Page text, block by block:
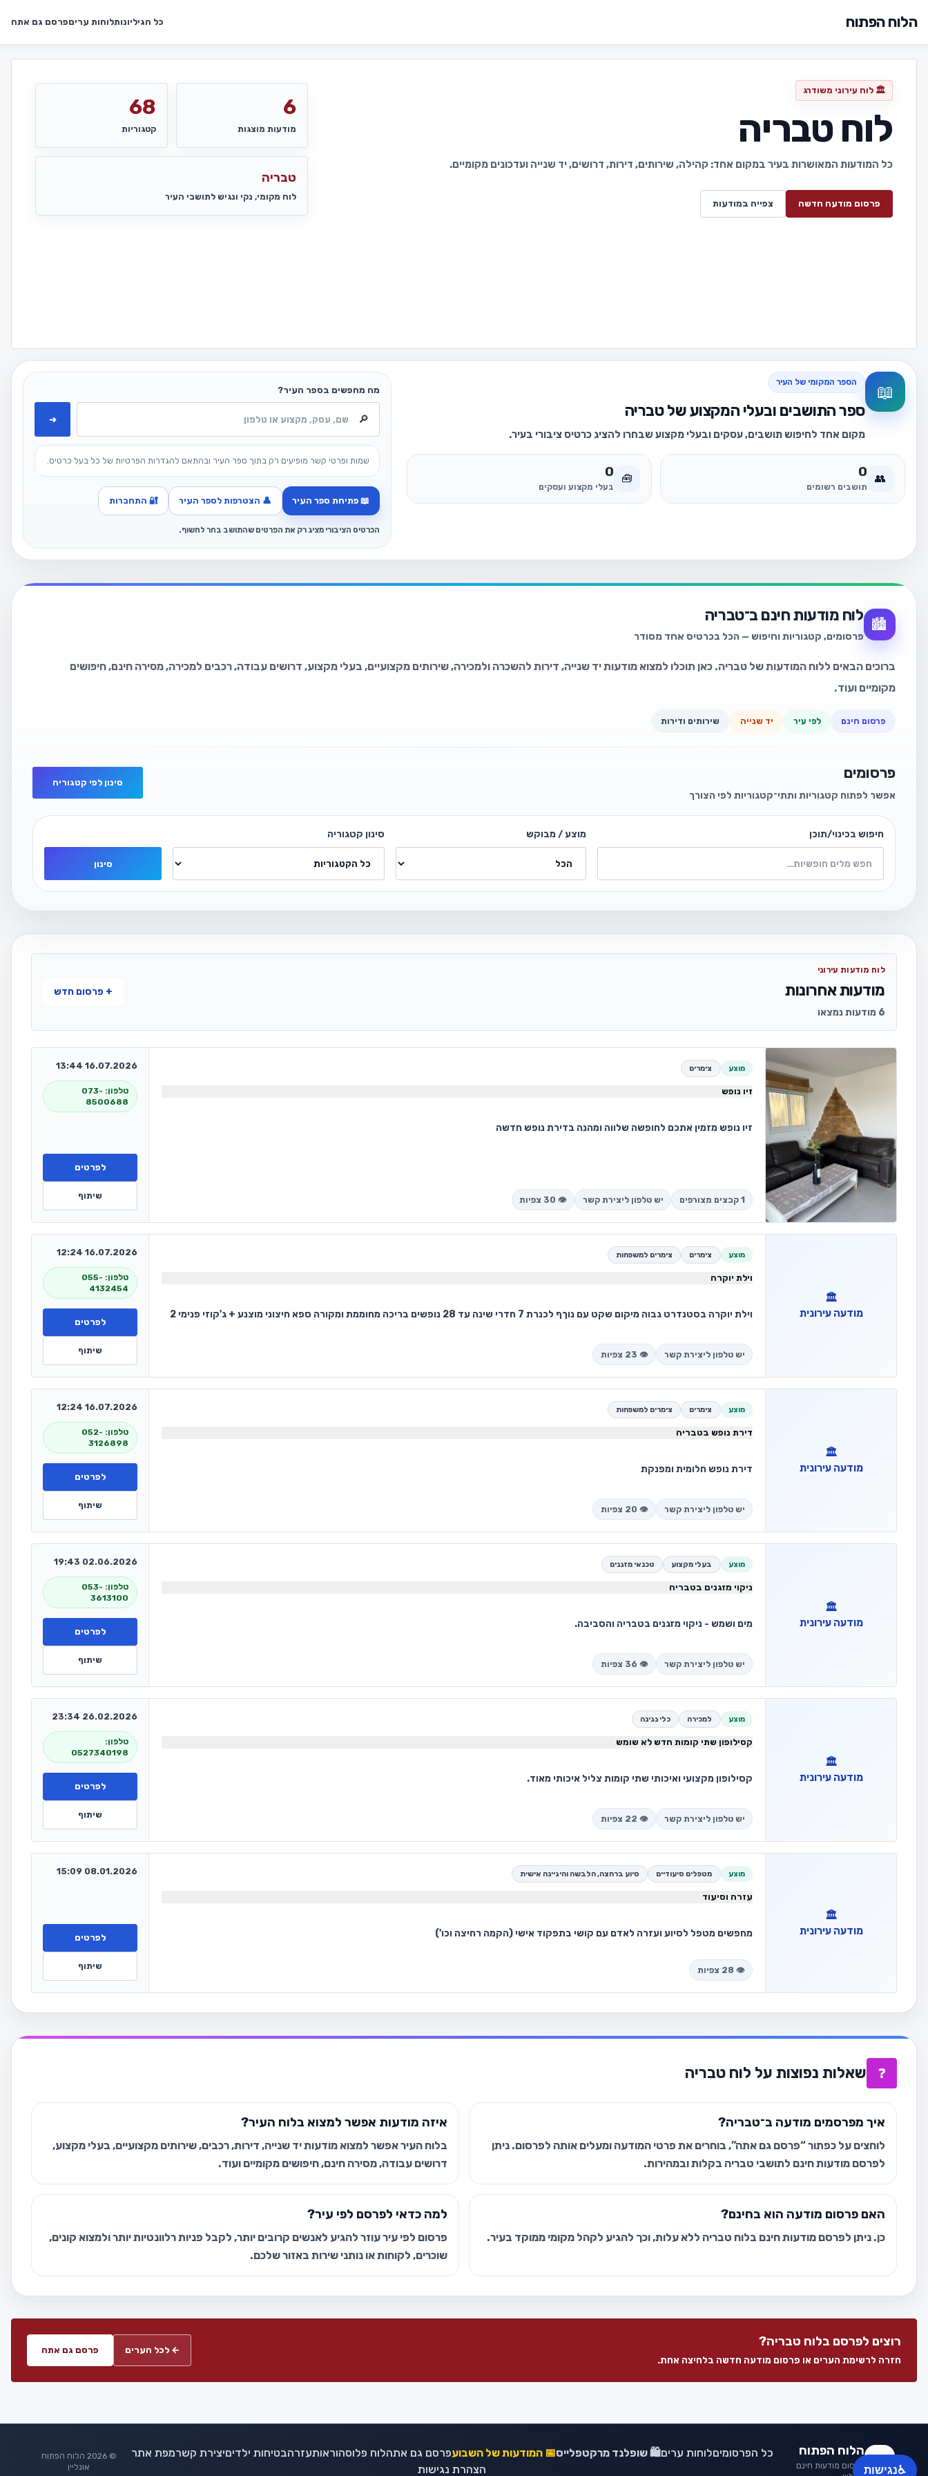
הלוח הפתוח כל הגיליונותלוחות עריםפרסם גם אתה
🏛️ לוח עירוני משודרג
לוח טבריה
כל המודעות המאושרות בעיר במקום אחד: קהילה, שירותים, דירות, דרושים, יד שנייה ועדכונים מקומיים.
פרסום מודעה חדשה צפייה במודעות
6
מודעות מוצגות
68
קטגוריות
טבריה
לוח מקומי, נקי ונגיש לתושבי העיר
📖 הספר המקומי של העיר
ספר התושבים ובעלי המקצוע של טבריה
מקום אחד לחיפוש תושבים, עסקים ובעלי מקצוע שבחרו להציג כרטיס ציבורי בעיר.
👥
0
תושבים רשומים
🧰
0
בעלי מקצוע ועסקים
מה מחפשים בספר העיר?
➜
שמות ופרטי קשר מופיעים רק בתוך ספר העיר ובהתאם להגדרות הפרטיות של כל בעל כרטיס.
📖 פתיחת ספר העיר 👤 הצטרפות לספר העיר 🔐 התחברות
הכרטיס הציבורי מציג רק את הפרטים שהתושב בחר לחשוף.
🏙️
לוח מודעות חינם ב־טבריה
פרסומים, קטגוריות וחיפוש — הכל בכרטיס אחד מסודר
ברוכים הבאים ללוח המודעות של טבריה. כאן תוכלו למצוא מודעות יד שנייה, דירות להשכרה ולמכירה, שירותים מקצועיים, בעלי מקצוע, דרושים עבודה, רכבים למכירה, מסירה חינם, חיפושים
מקומיים ועוד.
פרסום חינם לפי עיר יד שנייה שירותים ודירות
פרסומים
אפשר לפתוח קטגוריות ותתי־קטגוריות לפי הצורך
סינון לפי קטגוריה
חיפוש בכינוי/תוכן מוצע / מבוקש סינון קטגוריה
סינון
לוח מודעות עירוני
מודעות אחרונות
6 מודעות נמצאו
+ פרסום חדש
מוצע צימרים
זיו נופש
זיו נופש מזמין אתכם לחופשה שלווה ומהנה בדירת נופש חדשה
1 קבצים מצורפים יש טלפון ליצירת קשר 👁️ 30 צפיות
16.07.2026 13:44
טלפון: 073-
8500688
לפרטים
שיתוף
🏛️
מודעה עירונית
מוצע צימרים צימרים למשפחות
וילת יוקרה
וילת יוקרה בסטנדרט גבוה מיקום שקט עם נוךף לכנרת 7 חדרי שינה עד 28 נופשים בריכה מחוממת ומקורה ספא חיצוני מוצנע + ג'קוזי פנימי 2
יש טלפון ליצירת קשר 👁️ 23 צפיות
16.07.2026 12:24
טלפון: 055-
4132454
לפרטים
שיתוף
🏛️
מודעה עירונית
מוצע צימרים צימרים למשפחות
דירת נופש בטבריה
מטבח מרווח 8 מיטות קרוב לכנרת בקרבת בכנ"ס
יש טלפון ליצירת קשר 👁️ 20 צפיות
16.07.2026 12:24
טלפון: 052-
3126898
לפרטים
שיתוף
🏛️
מודעה עירונית
מוצע בעלי מקצוע טכנאי מזגנים
ניקוי מזגנים בטבריה
מחיר…
יש טלפון ליצירת קשר 👁️ 36 צפיות
02.06.2026 19:43
טלפון: 053-
3613100
לפרטים
שיתוף
🏛️
מודעה עירונית
מוצע למכירה כלי נגינה
קסילופון שתי קומות חדש לא שומש
קסילופון מקצועי ואיכותי שתי קומות צליל איכותי מאוד.
יש טלפון ליצירת קשר 👁️ 22 צפיות
26.02.2026 23:34
טלפון:
0527340198
לפרטים
שיתוף
🏛️
מודעה עירונית
מוצע מטפלים סיעודיים סיוע ברחצה, הלבשה והיגיינה אישית
עזרה וסיעוד
👁️ 28 צפיות
08.01.2026 15:09
לפרטים
שיתוף
❓ שאלות נפוצות על לוח טבריה
איך מפרסמים מודעה ב־טבריה?
לוחצים על כפתור “פרסם גם אתה”, בוחרים את פרטי המודעה ומעלים אותה לפרסום. ניתן
לפרסם מודעות חינם לתושבי טבריה בקלות ובמהירות.
איזה מודעות אפשר למצוא בלוח העיר?
בלוח העיר אפשר למצוא מודעות יד שנייה, דירות, רכבים, שירותים מקצועיים, בעלי מקצוע,
דרושים עבודה, מסירה חינם, חיפושים מקומיים ועוד.
האם פרסום מודעה הוא בחינם?
כן. ניתן לפרסם מודעות חינם בלוח טבריה ללא עלות, וכך להגיע לקהל מקומי ממוקד בעיר.
למה כדאי לפרסם לפי עיר?
פרסום לפי עיר עוזר להגיע לאנשים קרובים יותר, לקבל פניות רלוונטיות יותר ולמצוא קונים,
שוכרים, לקוחות או נותני שירות באזור שלכם.
רוצים לפרסם בלוח טבריה?
חזרה לרשימת הערים או פרסום מודעה חדשה בלחיצה אחת.
← לכל הערים פרסם גם אתה
הלוח הפתוח
פרסום מודעות חינם
כל הפרסומיםלוחות ערים🛍️ שופלנד מרקטפלייס📅 המודעות של השבועפרסם גם אתהלוח פלוסהוראותעזרהבטיחות ילדיםיצירת קשרמפת אתר
הצהרת נגישות
© 2026 הלוח הפתוח
אונליין
♿נגישות